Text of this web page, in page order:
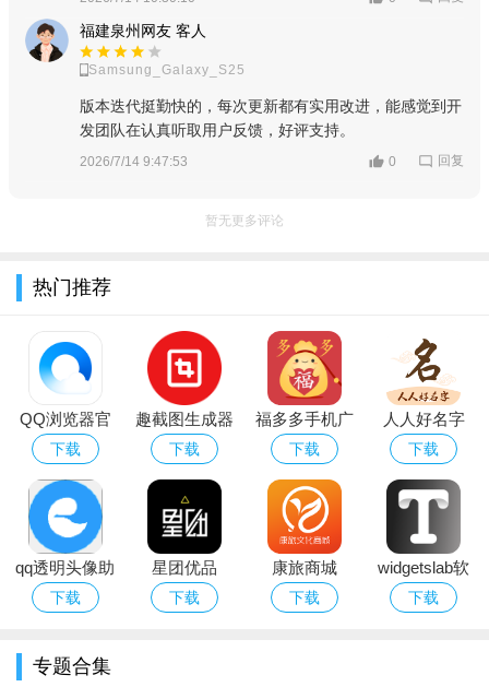
软件特色：
1、商家使用手机即可开启管理模式，随时随地掌握店铺信
息，处理各类事务。
2、平台定期推出营销活动，商家可参与其中，有效推广店铺
3、具备强大的进货管理功能，方便商家管理货物采购流程。
占比高，消费潜力大，为商家带来更多销售机会。
2、通过短视频和直播等形式，提供互动式购物体验，激发消
费者参与度，提高成交率。
3、TikTok的内容算法能精准推送商品，帮助消费者发现潜在
购物需求，增加商品曝光和销售机会。
福建泉州网友 客人
Samsung_Galaxy_S25
版本迭代挺勤快的，每次更新都有实用改进，能感觉到开
发团队在认真听取用户反馈，好评支持。
2026/7/14 9:47:53 0 回复
暂无更多评论
热门推荐
QQ浏览器官
方正版下载安
装2026最新版
本
下载
趣截图生成器
下载
福多多手机广
告机
下载
人人好名字
APP
下载
qq透明头像助
手
下载
星团优品
下载
康旅商城
下载
widgetslab软
件下载安卓
下载
专题合集